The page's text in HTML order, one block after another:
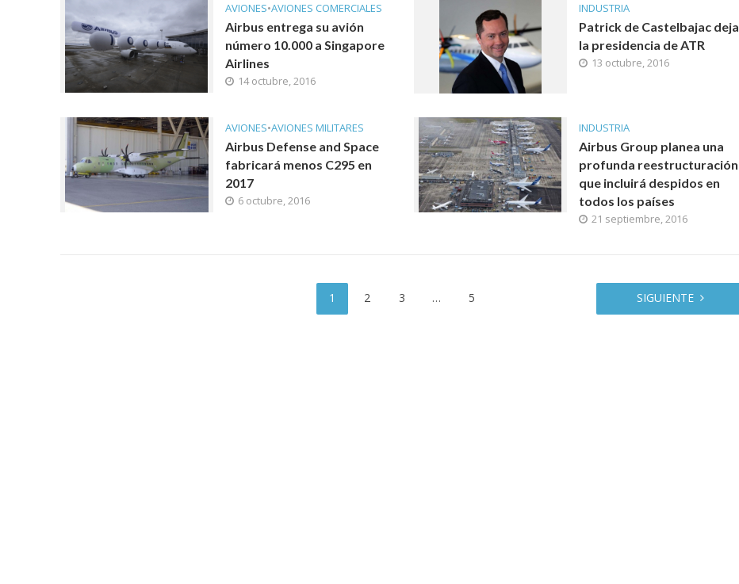
AVIONES•AVIONES COMERCIALES
Airbus entrega su avión
número 10.000 a Singapore
Airlines
14 octubre, 2016
INDUSTRIA
Patrick de Castelbajac deja
la presidencia de ATR
13 octubre, 2016
AVIONES•AVIONES MILITARES
Airbus Defense and Space
fabricará menos C295 en
2017
6 octubre, 2016
INDUSTRIA
Airbus Group planea una
profunda reestructuración
que incluirá despidos en
todos los países
21 septiembre, 2016
1 2 3 … 5 SIGUIENTE